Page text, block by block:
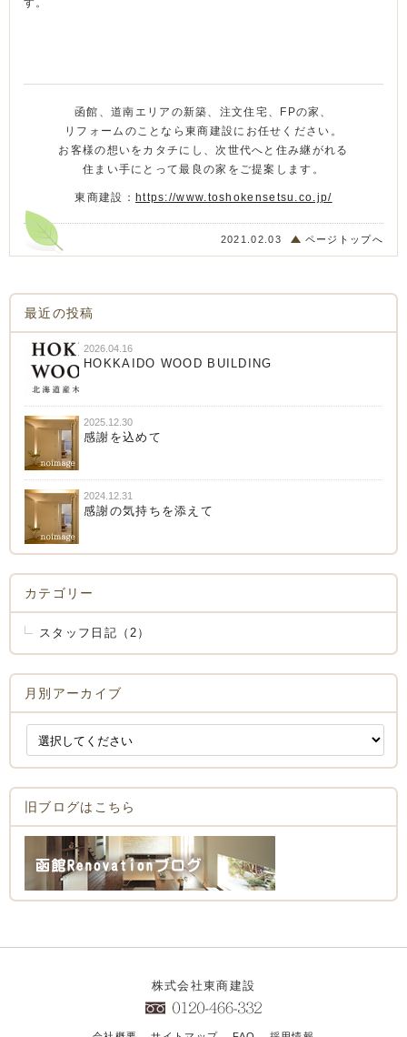
函館、道南エリアの新築、注文住宅、FPの家、
リフォームのことなら東商建設にお任せください。
お客様の想いをカタチにし、次世代へと住み継がれる
住まい手にとって最良の家をご提案します。
東商建設： https://www.toshokensetsu.co.jp/
2021.02.03 ページトップへ
最近の投稿
2026.04.16
HOKKAIDO WOOD BUILDING
2025.12.30
感謝を込めて
2024.12.31
感謝の気持ちを添えて
カテゴリー
スタッフ日記（2）
月別アーカイブ
旧ブログはこちら
株式会社東商建設